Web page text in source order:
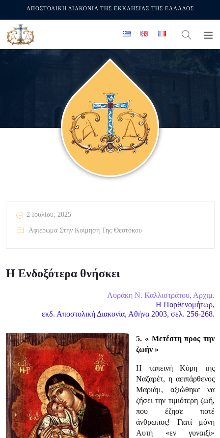
ΑΠΟΣΤΟΛΙΚΗ ΔΙΑΚΟΝΙΑ ΤΗΣ ΕΚΚΛΗΣΙΑΣ ΤΗΣ ΕΛΛΑΔΟΣ
2 Ιουλίου, 2025
Αφιέρωμα Στην Κοίμηση Της Θεοτόκου
Η Ενδοξότερα θνήσκει
Λυράκη Ν. Καλλιστράτου, Αρχιμ.
Η Παρθενομήτωρ,
εκδ. Αποστολική Διακονία, Αθήνα 2003, σελ. 256-268.
5. « Μετέστη προς την
ζωήν »
H ταπεινή Κόρη της
Ναζαρέτ, η αειπάρθενος
Μαριάμ, αξιώθηκε να
ζήσει την τιμιότερη ζωή,
που έζησε ποτέ
άνθρωπος! Γιατί μόνη
Αυτή «εν γυναιξί»